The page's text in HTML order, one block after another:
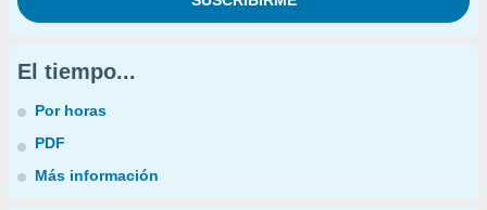
El tiempo...
Por horas
PDF
Más información